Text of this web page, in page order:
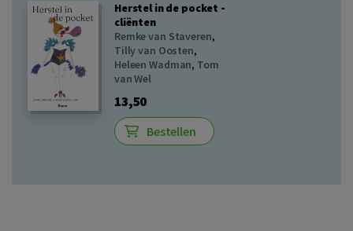
Herstel in de pocket -
cliënten
Remke van Staveren,
Tilly van Oosten,
Heleen Wadman, Tom
van Wel
13,50
Bestellen